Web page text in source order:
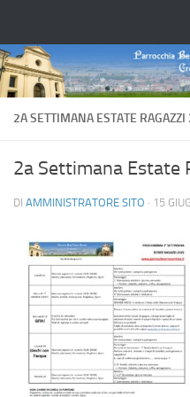
2A SETTIMANA ESTATE
2a Settimana Estate
DI AMMINISTRATORE SITO · 15